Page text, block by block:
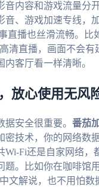
音内容和游戏流量分
音、游戏加速专线，
直播也丝滑流畅。比
清直播，画面不会有
客厅看一样清晰。
放心使用无风
安全很重要。 番茄
密技术，你的网络数
Wi-Fi还是自家网络，
题。比如你在咖啡馆
文解说，也不用怕数